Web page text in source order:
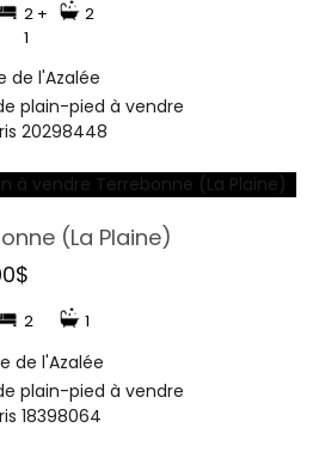
2 +
1
2
de l'Azalée
plain-pied à vendre
20298448
(La Plaine)
2 1
de l'Azalée
plain-pied à vendre
18398064